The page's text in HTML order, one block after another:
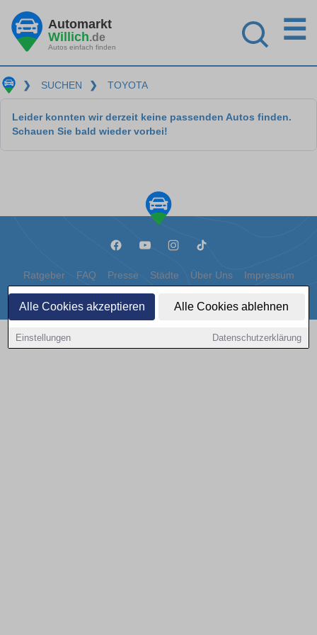
Alle Cookies akzeptieren Alle Cookies ablehnen
Einstellungen Datenschutzerklärung
Automarkt
Willich.de
Autos einfach finden
☰
❯ SUCHEN ❯ TOYOTA
Leider konnten wir derzeit keine passenden Autos finden.
Schauen Sie bald wieder vorbei!
Ratgeber FAQ Presse Städte Über Uns Impressum
Datenschutz Cookies
Copyright © 2000 - 2026 | 1A Infosysteme GmbH | Content by: 1a-sites-autos